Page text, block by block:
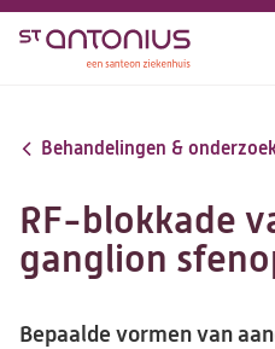
Overslaan
inhoud
Behandelingen &
RF-blokkade
ganglion
Bepaalde vormen van